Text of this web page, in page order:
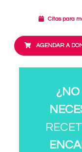
Citas para
AGENDAR A
¿NO